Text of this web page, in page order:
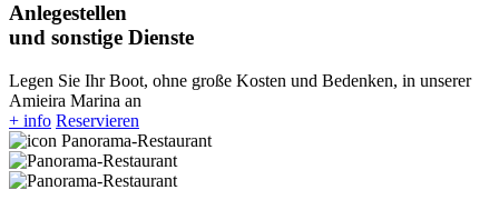
Anlegestellen
und sonstige Dienste
Legen Sie Ihr Boot, ohne große Kosten und Bedenken, in unserer
Amieira Marina an
+ info Reservieren